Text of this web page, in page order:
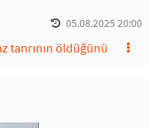
05.08.2025 20:00
tanrının öldüğünü